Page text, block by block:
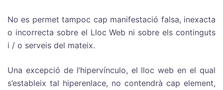
No es permet tampoc cap manifestació falsa, inexacta
o incorrecta sobre el Lloc Web ni sobre els continguts
i / o serveis del mateix.
Una excepció de l’hipervínculo, el lloc web en el qual
s’estableix tal hiperenlace, no contendrà cap element,